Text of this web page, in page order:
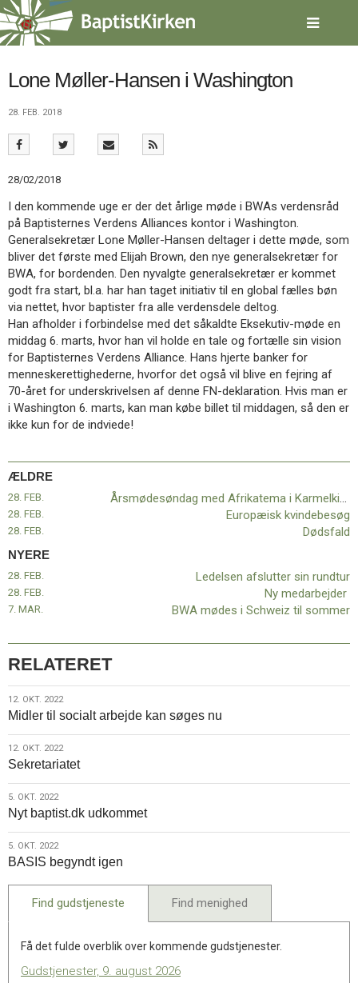
Spring
menu
over
gå
indhold Vend
forsiden
1.0:
Forside
3.0:
Kalender
4.0:
Inspiration
5.0:
Værktøjskassen
6.0:
Mission
7.0:
Om
BaptistKirken
8.0:
Kontakt
9.0:
Forside
10.0:
Nyheder
11.0:
Kalender
12.0:
Inspiration
13.0:
Værktøjskassen
14.0:
Mission
Kontakt
Næste
indlæg:
Ledelsen
sin
rundturForrige
indlæg:
Årsmødesøndag
Afrikatema
Lone Møller-Hansen i Washington
28. FEB. 2018
28/02/2018
I den kommende uge er der det årlige møde i BWAs verdensråd
på Baptisternes Verdens Alliances kontor i Washington.
Generalsekretær Lone Møller-Hansen deltager i dette møde, som
bliver det første med Elijah Brown, den nye generalsekretær for
BWA, for bordenden. Den nyvalgte generalsekretær er kommet
godt fra start, bl.a. har han taget initiativ til en global fælles bøn
via nettet, hvor baptister fra alle verdensdele deltog.
Han afholder i forbindelse med det såkaldte Eksekutiv-møde en
middag 6. marts, hvor han vil holde en tale og fortælle sin vision
for Baptisternes Verdens Alliance. Hans hjerte banker for
menneskerettighederne, hvorfor det også vil blive en fejring af
70-året for underskrivelsen af denne FN-deklaration. Hvis man er
i Washington 6. marts, kan man købe billet til middagen, så den er
ikke kun for de indviede!
ÆLDRE
28. FEB. Årsmødesøndag med Afrikatema i Karmelkirken
28. FEB. Europæisk kvindebesøg
28. FEB. Dødsfald
NYERE
Ledelsen afslutter sin rundtur
28. FEB.
Ny medarbejder
28. FEB.
BWA mødes i Schweiz til sommer
7. MAR.
RELATERET
12.
okt.
2022
12. OKT. 2022
Midler til socialt arbejde kan søges nu
12.
okt.
2022
12. OKT. 2022
Sekretariatet
5.
okt.
2022
5. OKT. 2022
Nyt baptist.dk udkommet
5.
okt.
2022
5. OKT. 2022
BASIS begyndt igen
Find gudstjeneste Find menighed
Få det fulde overblik over kommende gudstjenester.
Gudstjenester, 9. august 2026